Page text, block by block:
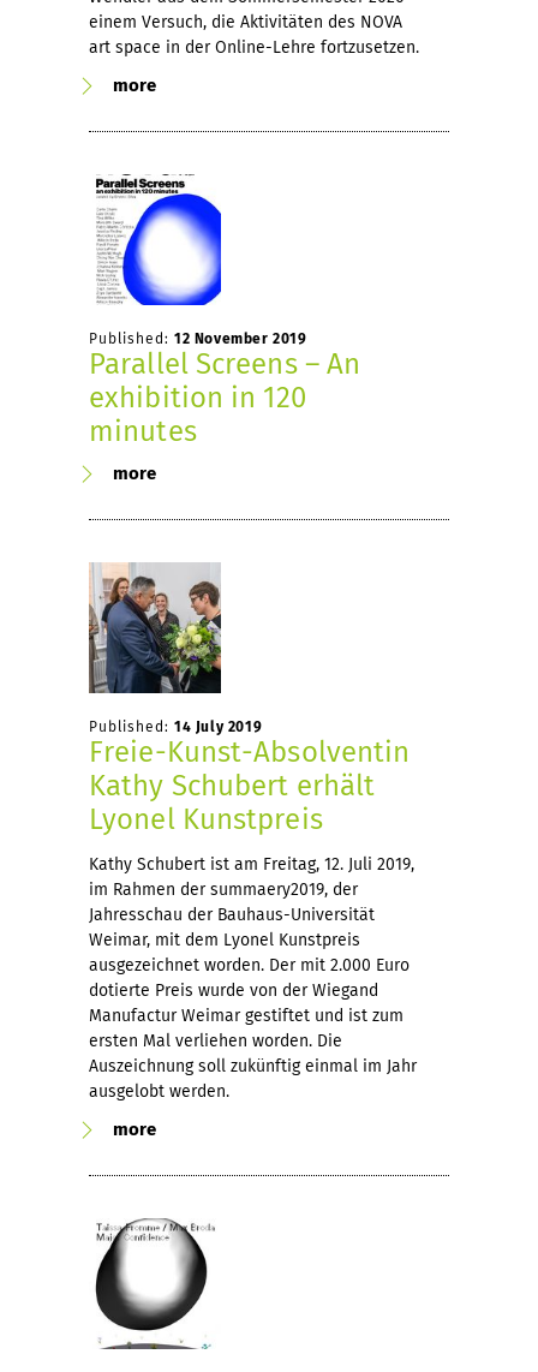
einem Versuch, die Aktivitäten des NOVA
art space in der Online-Lehre fortzusetzen.
more
Published: 12 November 2019
Parallel Screens – An
exhibition in 120
minutes
more
Published: 14 July 2019
Freie-Kunst-Absolventin
Kathy Schubert erhält
Lyonel Kunstpreis
Kathy Schubert ist am Freitag, 12. Juli 2019,
im Rahmen der summaery2019, der
Jahresschau der Bauhaus-Universität
Weimar, mit dem Lyonel Kunstpreis
ausgezeichnet worden. Der mit 2.000 Euro
dotierte Preis wurde von der Wiegand
Manufactur Weimar gestiftet und ist zum
ersten Mal verliehen worden. Die
Auszeichnung soll zukünftig einmal im Jahr
ausgelobt werden.
more